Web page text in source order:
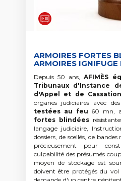
ARMOIRES FORTES
ARMOIRES
Depuis 50 ans,AFIMÈS
Tribunaux d'Instance
d'Appel et de Cassation
organes judiciaires avec des
testées au feu 60 mn,
fortes blindées
langage judiciaire,
dossiers, de scellés, de
précieusement pour
culpabilité des présumés
moyen de stockage est
doivent être protégés du